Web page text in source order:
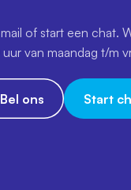
of start een chat.
van maandag t/m
Bel ons Start